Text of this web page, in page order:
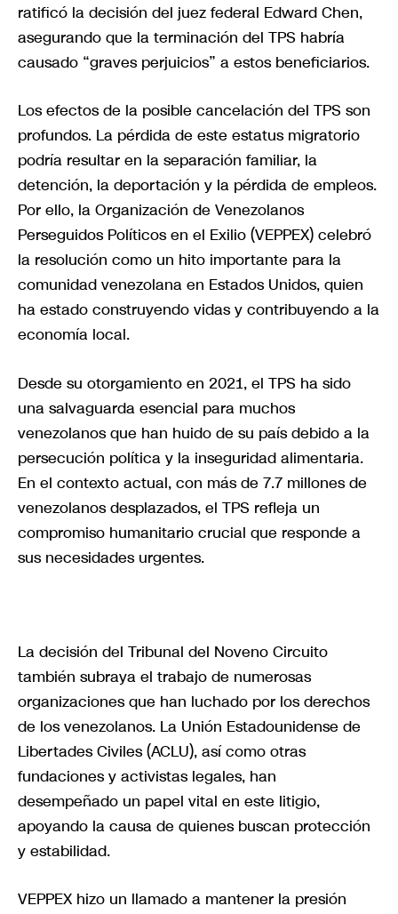
ratificó la decisión del juez federal Edward Chen,
asegurando que la terminación del TPS habría
causado “graves perjuicios” a estos beneficiarios.
Los efectos de la posible cancelación del TPS son
profundos. La pérdida de este estatus migratorio
podría resultar en la separación familiar, la
detención, la deportación y la pérdida de empleos.
Por ello, la Organización de Venezolanos
Perseguidos Políticos en el Exilio (VEPPEX) celebró
la resolución como un hito importante para la
comunidad venezolana en Estados Unidos, quien
ha estado construyendo vidas y contribuyendo a la
economía local.
Desde su otorgamiento en 2021, el TPS ha sido
una salvaguarda esencial para muchos
venezolanos que han huido de su país debido a la
persecución política y la inseguridad alimentaria.
En el contexto actual, con más de 7.7 millones de
venezolanos desplazados, el TPS refleja un
compromiso humanitario crucial que responde a
sus necesidades urgentes.
La decisión del Tribunal del Noveno Circuito
también subraya el trabajo de numerosas
organizaciones que han luchado por los derechos
de los venezolanos. La Unión Estadounidense de
Libertades Civiles (ACLU), así como otras
fundaciones y activistas legales, han
desempeñado un papel vital en este litigio,
apoyando la causa de quienes buscan protección
y estabilidad.
VEPPEX hizo un llamado a mantener la presión